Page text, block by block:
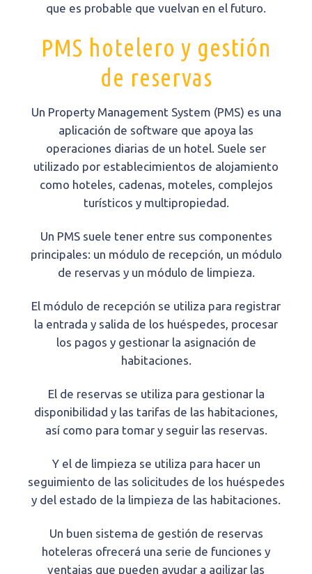
que es probable que vuelvan en el futuro.
PMS hotelero y gestión
de reservas
Un Property Management System (PMS) es una
aplicación de software que apoya las
operaciones diarias de un hotel. Suele ser
utilizado por establecimientos de alojamiento
como hoteles, cadenas, moteles, complejos
turísticos y multipropiedad.
Un PMS suele tener entre sus componentes
principales: un módulo de recepción, un módulo
de reservas y un módulo de limpieza.
El módulo de recepción se utiliza para registrar
la entrada y salida de los huéspedes, procesar
los pagos y gestionar la asignación de
habitaciones.
El de reservas se utiliza para gestionar la
disponibilidad y las tarifas de las habitaciones,
así como para tomar y seguir las reservas.
Y el de limpieza se utiliza para hacer un
seguimiento de las solicitudes de los huéspedes
y del estado de la limpieza de las habitaciones.
Un buen sistema de gestión de reservas
hoteleras ofrecerá una serie de funciones y
ventajas que pueden ayudar a agilizar las